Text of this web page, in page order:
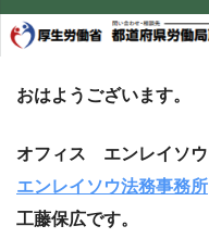
おはようございます。
オフィス エンレイソウ
エンレイソウ法務事務所
工藤保広です。